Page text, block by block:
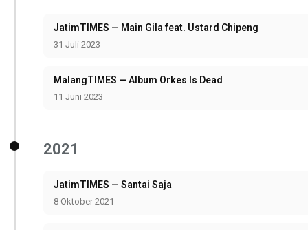
JatimTIMES — Main Gila feat. Ustard Chipeng
31 Juli 2023
MalangTIMES — Album Orkes Is Dead
11 Juni 2023
2021
JatimTIMES — Santai Saja
8 Oktober 2021